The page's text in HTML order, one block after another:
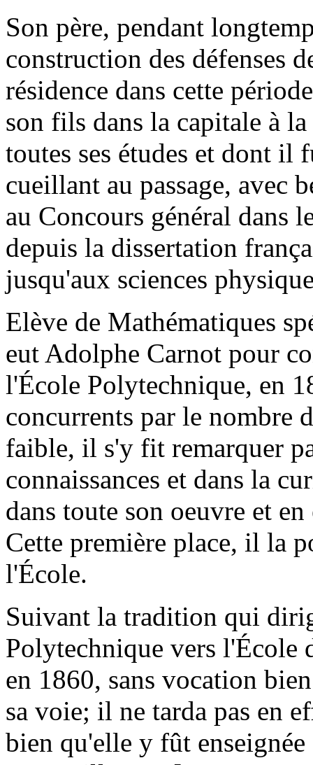
Son père, pendant
construction des défenses
résidence dans cette
son fils dans la capitale à
toutes ses études et dont il
cueillant au passage, avec
au Concours général dans
depuis la dissertation
jusqu'aux sciences
Elève de Mathématiques
eut Adolphe Carnot pour
l'École Polytechnique, en
concurrents par le nombre
faible, il s'y fit remarquer
connaissances et dans la
dans toute son oeuvre et
Cette première place, il la
l'École.
Suivant la tradition qui
Polytechnique vers l'École
en 1860, sans vocation
sa voie; il ne tarda pas en
bien qu'elle y fût